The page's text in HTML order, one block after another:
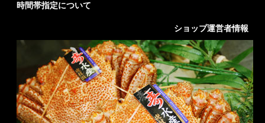
時間帯指定について
ショップ運営者情報